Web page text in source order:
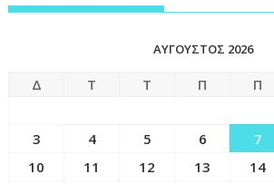
ΑΎΓΟΥΣΤΟΣ 2026
Δ Τ Τ Π Π
3
4 5 6 7
10
11 12 13 14